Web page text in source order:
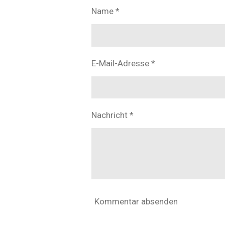
Name *
E-Mail-Adresse *
Nachricht *
Kommentar absenden